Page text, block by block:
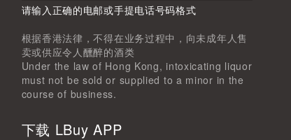
请输入正确的电邮或手提电话号码格式
根据香港法律，不得在业务过程中，向未成年人售
卖或供应令人醺醉的酒类
Under the law of Hong Kong, intoxicating liquor
must not be sold or supplied to a minor in the
course of business.
下载 LBuy APP